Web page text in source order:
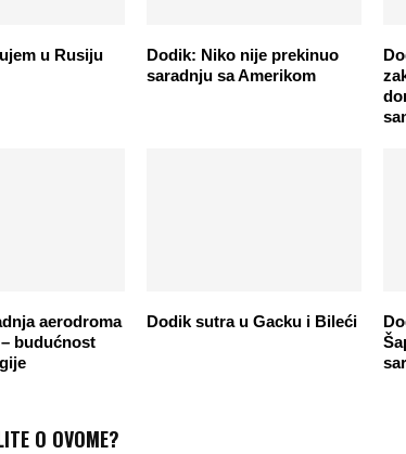
u Rusiju
Dodik: Niko nije prekinuo
saradnju sa Amerikom
aerodroma
budućnost
Dodik sutra u Gacku i Bileći
O OVOME?